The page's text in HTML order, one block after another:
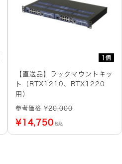
1個
【直送品】ラックマウントキッ
ト（RTX1210、RTX1220
用）
参考価格 ¥20,000
¥14,750 税込